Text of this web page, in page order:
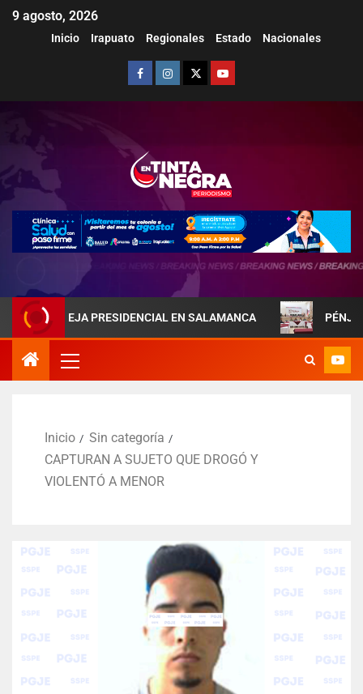
9 agosto, 2026
Inicio Irapuato Regionales Estado Nacionales
PRESIDENCIAL EN SALAMANCA PÉNJAMO
Inicio
Sin categoría
CAPTURAN A SUJETO QUE DROGÓ Y
VIOLENTÓ A MENOR